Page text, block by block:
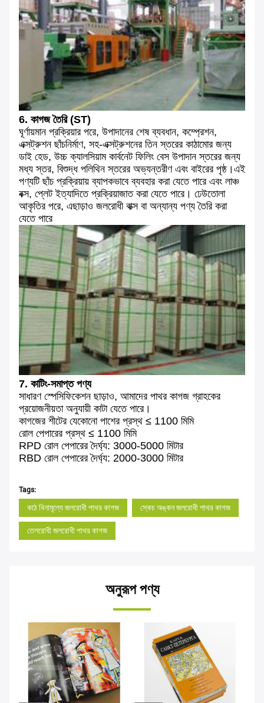
6. কাগজ তৈরি (ST)
ঘূর্ণায়মান প্রক্রিয়ার পরে, উপাদানের শেষ ব্যবধান, কম্প্রেশন,
এক্সট্রুশন ছাঁচনির্মাণ, সহ-এক্সট্রুশনের তিন স্তরের কাঠামোর জন্য
ডাই হেড, উচ্চ ক্যালসিয়াম কার্বনেট ফিলিং বেস উপাদান স্তরের জন্য
মধ্য স্তর, বিশুদ্ধ পলিথিন স্তরের অভ্যন্তরীণ এবং বাইরের পৃষ্ঠ।এই
পণ্যটি ছাঁচ প্রক্রিয়ায় ব্যাপকভাবে ব্যবহার করা যেতে পারে এবং লাঞ্চ
বক্স, প্লেট ইত্যাদিতে প্রক্রিয়াজাত করা যেতে পারে। ঢেউতোলা
আকৃতির পরে, এছাড়াও জলরোধী বাক্স বা অন্যান্য পণ্য তৈরি করা
যেতে পারে
7. কাটিং-সমাপ্ত পণ্য
সাধারণ স্পেসিফিকেশন ছাড়াও, আমাদের পাথর কাগজ গ্রাহকের
প্রয়োজনীয়তা অনুযায়ী কাটা যেতে পারে।
কাগজের শীটের যেকোনো পাশের প্রস্থ ≤ 1100 মিমি
রোল পেপারের প্রস্থ ≤ 1100 মিমি
RPD রোল পেপারের দৈর্ঘ্য: 3000-5000 মিটার
RBD রোল পেপারের দৈর্ঘ্য: 2000-3000 মিটার
Tags:
কাঠ বিনামূল্যে জলরোধী পাথর কাগজ স্কেচ অঙ্কন জলরোধী পাথর কাগজ
তেলরোধী জলরোধী পাথর কাগজ
অনুরূপ পণ্য